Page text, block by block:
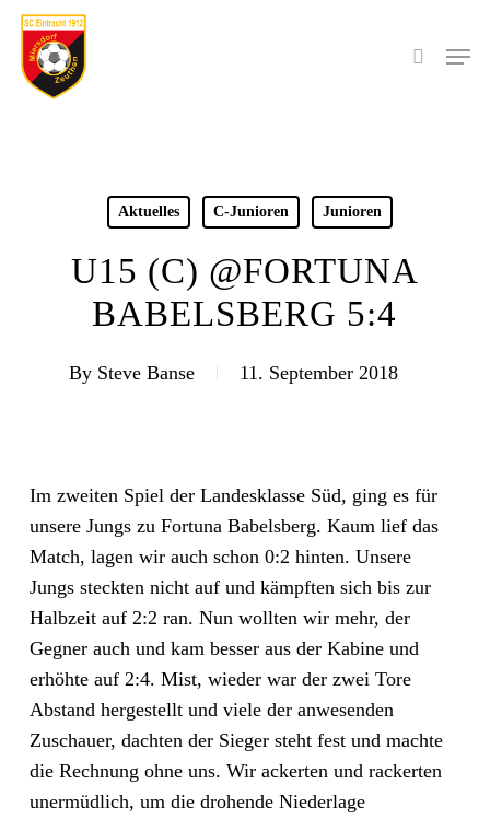
Skip
main
content
search
Menu
Aktuelles C-Junioren Junioren
U15 (C) @FORTUNA
BABELSBERG 5:4
By Steve Banse 11. September 2018
Im zweiten Spiel der Landesklasse Süd, ging es für
unsere Jungs zu Fortuna Babelsberg. Kaum lief das
Match, lagen wir auch schon 0:2 hinten. Unsere
Jungs steckten nicht auf und kämpften sich bis zur
Halbzeit auf 2:2 ran. Nun wollten wir mehr, der
Gegner auch und kam besser aus der Kabine und
erhöhte auf 2:4. Mist, wieder war der zwei Tore
Abstand hergestellt und viele der anwesenden
Zuschauer, dachten der Sieger steht fest und machte
die Rechnung ohne uns. Wir ackerten und rackerten
unermüdlich, um die drohende Niederlage